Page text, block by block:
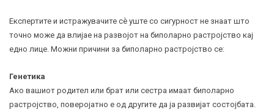
Експертите и истражувачите сè уште со сигурност не знаат што
точно може да влијае на развојот на биполарно растројство кај
едно лице. Можни причини за биполарно растројство се:
Генетика
Ако вашиот родител или брат или сестра имаат биполарно
растројство, поверојатно е од другите да ја развијат состојбата.